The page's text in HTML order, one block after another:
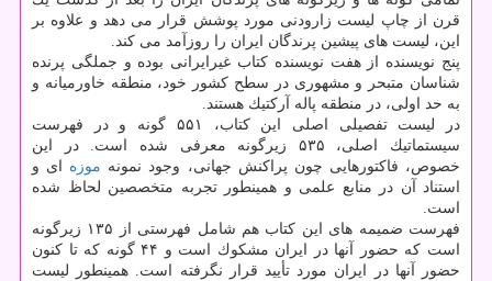
قرن از چاپ لیست زارودنی مورد پوشش قرار می دهد و علاوه بر
این، لیست های پیشین پرندگان ایران را روزآمد می كند.
پنج نویسنده از هفت نویسنده كتاب غیرایرانی بوده و جملگی پرنده
شناسان متبحر و مشهوری در سطح كشور خود، منطقه خاورمیانه و
به حد اولی، در منطقه پاله آركتیك هستند.
در لیست تفصیلی اصلی این كتاب، ۵۵۱ گونه و در فهرست
سیستماتیك اصلی، ۵۳۵ زیرگونه معرفی شده است. در این
خصوص، فاكتورهایی چون پراكنش جهانی، وجود نمونه موزه ای و
استناد آن در منابع علمی و همینطور تجربه متخصصین لحاظ شده
است.
فهرست ضمیمه های این كتاب هم شامل فهرستی از ۱۳۵ زیرگونه
است كه حضور آنها در ایران مشكوك است و ۴۴ گونه كه تا كنون
حضور آنها در ایران مورد تأیید قرار نگرفته است. همینطور لیست